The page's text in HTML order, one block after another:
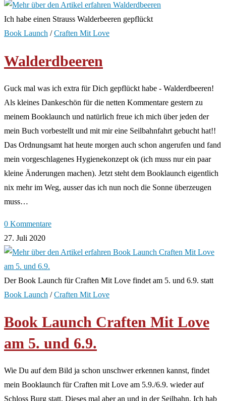
Ich habe einen Strauss Walderbeeren gepflückt
Book Launch /Craften Mit Love
Walderdbeeren
Guck mal was ich extra für Dich gepflückt habe - Walderdbeeren!
Als kleines Dankeschön für die netten Kommentare gestern zu
meinem Booklaunch und natürlich freue ich mich über jeden der
mein Buch vorbestellt und mit mir eine Seilbahnfahrt gebucht hat!!
Das Ordnungsamt hat heute morgen auch schon angerufen und fand
mein vorgeschlagenes Hygienekonzept ok (ich muss nur ein paar
kleine Änderungen machen). Jetzt steht dem Booklaunch eigentlich
nix mehr im Weg, ausser das ich nun noch die Sonne überzeugen
muss…
0 Kommentare
27. Juli 2020
Der Book Launch für Craften Mit Love findet am 5. und 6.9. statt
Book Launch /Craften Mit Love
Book Launch Craften Mit Love
am 5. und 6.9.
Wie Du auf dem Bild ja schon unschwer erkennen kannst, findet
mein Booklaunch für Craften mit Love am 5.9./6.9. wieder auf
Schloss Burg statt. Dieses mal aber an und in der Seilbahn. Ich hab